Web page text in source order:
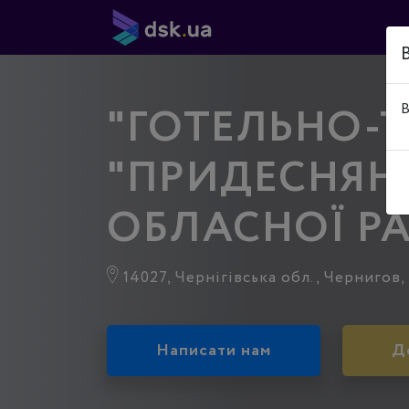
"ГОТЕЛЬНО-
ОБЛАСНОЇ
14027, Чернігівська обл.,
Написати нам